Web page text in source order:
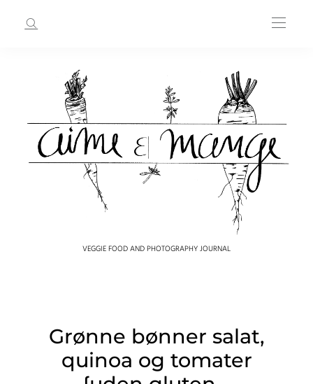
VEGGIE FOOD AND PHOTOGRAPHY JOURNAL
Grønne bønner salat,
quinoa og tomater